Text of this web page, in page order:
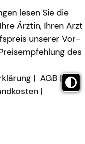
lesen Sie die
Ärztin, Ihren Arzt
unserer Vor-
des
AGB